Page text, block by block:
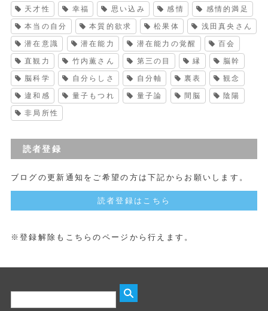
天才性 幸福 思い込み 感情 感情的満足
本当の自分 本質的欲求 松果体 浅田真央さん
潜在意識 潜在能力 潜在能力の覚醒 百会
直観力 竹内薫さん 第三の目 縁 脳幹
脳科学 自分らしさ 自分軸 裏表 観念
違和感 量子もつれ 量子論 間脳 陰陽
非局所性
読者登録
ブログの更新通知をご希望の方は下記からお願いします。
読者登録はこちら
※登録解除もこちらのページから行えます。